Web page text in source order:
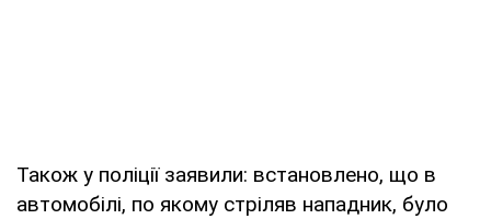
Також у поліції заявили: встановлено, що в
автомобілі, по якому стріляв нападник, було